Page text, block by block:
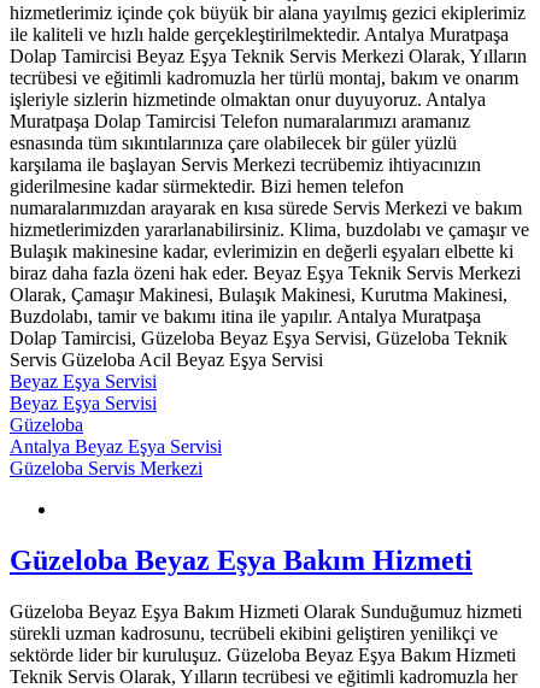
hizmetlerimiz içinde çok büyük bir alana yayılmış gezici ekiplerimiz
ile kaliteli ve hızlı halde gerçekleştirilmektedir. Antalya Muratpaşa
Dolap Tamircisi Beyaz Eşya Teknik Servis Merkezi Olarak, Yılların
tecrübesi ve eğitimli kadromuzla her türlü montaj, bakım ve onarım
işleriyle sizlerin hizmetinde olmaktan onur duyuyoruz. Antalya
Muratpaşa Dolap Tamircisi Telefon numaralarımızı aramanız
esnasında tüm sıkıntılarınıza çare olabilecek bir güler yüzlü
karşılama ile başlayan Servis Merkezi tecrübemiz ihtiyacınızın
giderilmesine kadar sürmektedir. Bizi hemen telefon
numaralarımızdan arayarak en kısa sürede Servis Merkezi ve bakım
hizmetlerimizden yararlanabilirsiniz. Klima, buzdolabı ve çamaşır ve
Bulaşık makinesine kadar, evlerimizin en değerli eşyaları elbette ki
biraz daha fazla özeni hak eder. Beyaz Eşya Teknik Servis Merkezi
Olarak, Çamaşır Makinesi, Bulaşık Makinesi, Kurutma Makinesi,
Buzdolabı, tamir ve bakımı itina ile yapılır. Antalya Muratpaşa
Dolap Tamircisi, Güzeloba Beyaz Eşya Servisi, Güzeloba Teknik
Servis Güzeloba Acil Beyaz Eşya Servisi
Beyaz Eşya Servisi
Beyaz Eşya Servisi
Güzeloba
Antalya Beyaz Eşya Servisi
Güzeloba Servis Merkezi
Güzeloba Beyaz Eşya Bakım Hizmeti
Güzeloba Beyaz Eşya Bakım Hizmeti Olarak Sunduğumuz hizmeti
sürekli uzman kadrosunu, tecrübeli ekibini geliştiren yenilikçi ve
sektörde lider bir kuruluşuz. Güzeloba Beyaz Eşya Bakım Hizmeti
Teknik Servis Olarak, Yılların tecrübesi ve eğitimli kadromuzla her